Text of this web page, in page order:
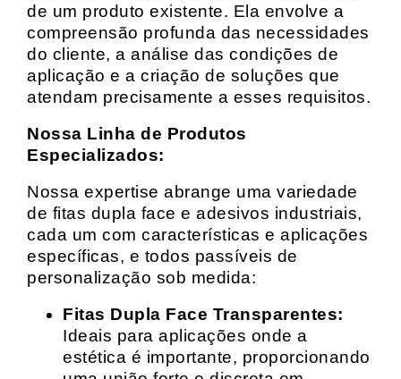
de um produto existente. Ela envolve a
compreensão profunda das necessidades
do cliente, a análise das condições de
aplicação e a criação de soluções que
atendam precisamente a esses requisitos.
Nossa Linha de Produtos
Especializados:
Nossa expertise abrange uma variedade
de fitas dupla face e adesivos industriais,
cada um com características e aplicações
específicas, e todos passíveis de
personalização sob medida:
Fitas Dupla Face Transparentes:
Ideais para aplicações onde a
estética é importante, proporcionando